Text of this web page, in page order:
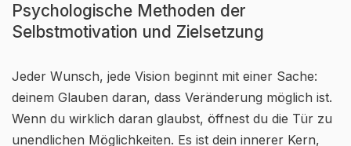
Psychologische Methoden der
Selbstmotivation und Zielsetzung
Jeder Wunsch, jede Vision beginnt mit einer Sache:
deinem Glauben daran, dass Veränderung möglich ist.
Wenn du wirklich daran glaubst, öffnest du die Tür zu
unendlichen Möglichkeiten. Es ist dein innerer Kern,